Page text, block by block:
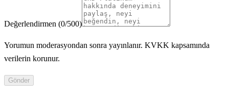
Değerlendirmen (0/500)
Yorumun moderasyondan sonra yayınlanır. KVKK kapsamında
verilerin korunur.
Gönder